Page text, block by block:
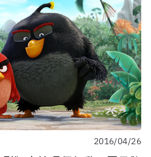
2016/04/26